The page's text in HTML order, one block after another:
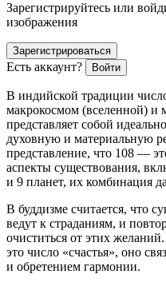
Зарегистрируйтесь или
изображения
Зарегистрироваться
Есть аккаунт? Войти
В индийской традиции
макрокосмом (вселенной) и
представляет собой
духовную и материальную
представление, что 108 —
аспекты существования,
и 9 планет, их комбинация
В буддизме считается, что
ведут к страданиям, и
очиститься от этих
это число «счастья», оно
и обретением гармонии.